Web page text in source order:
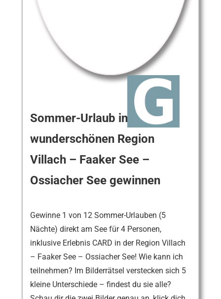
Sommer-Urlaub in der
wunderschönen Region
Villach – Faaker See –
Ossiacher See gewinnen
Gewinne 1 von 12 Sommer-Urlauben (5
Nächte) direkt am See für 4 Personen,
inklusive Erlebnis CARD in der Region Villach
– Faaker See – Ossiacher See! Wie kann ich
teilnehmen? Im Bilderrätsel verstecken sich 5
kleine Unterschiede – findest du sie alle?